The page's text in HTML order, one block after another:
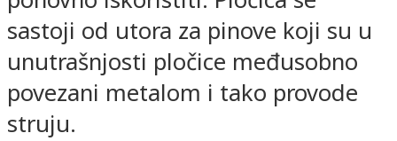
sastoji od utora za pinove koji su u
unutrašnjosti pločice međusobno
povezani metalom i tako provode
struju.